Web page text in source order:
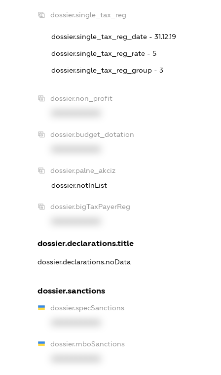
dossier.single_tax_reg
dossier.single_tax_reg_date - 31.12.19
dossier.single_tax_reg_rate - 5
dossier.single_tax_reg_group - 3
dossier.non_profit
dossier.budget_dotation
dossier.palne_akciz
dossier.notInList
dossier.bigTaxPayerReg
dossier.declarations.title
dossier.declarations.noData
dossier.sanctions
dossier.specSanctions
dossier.rnboSanctions